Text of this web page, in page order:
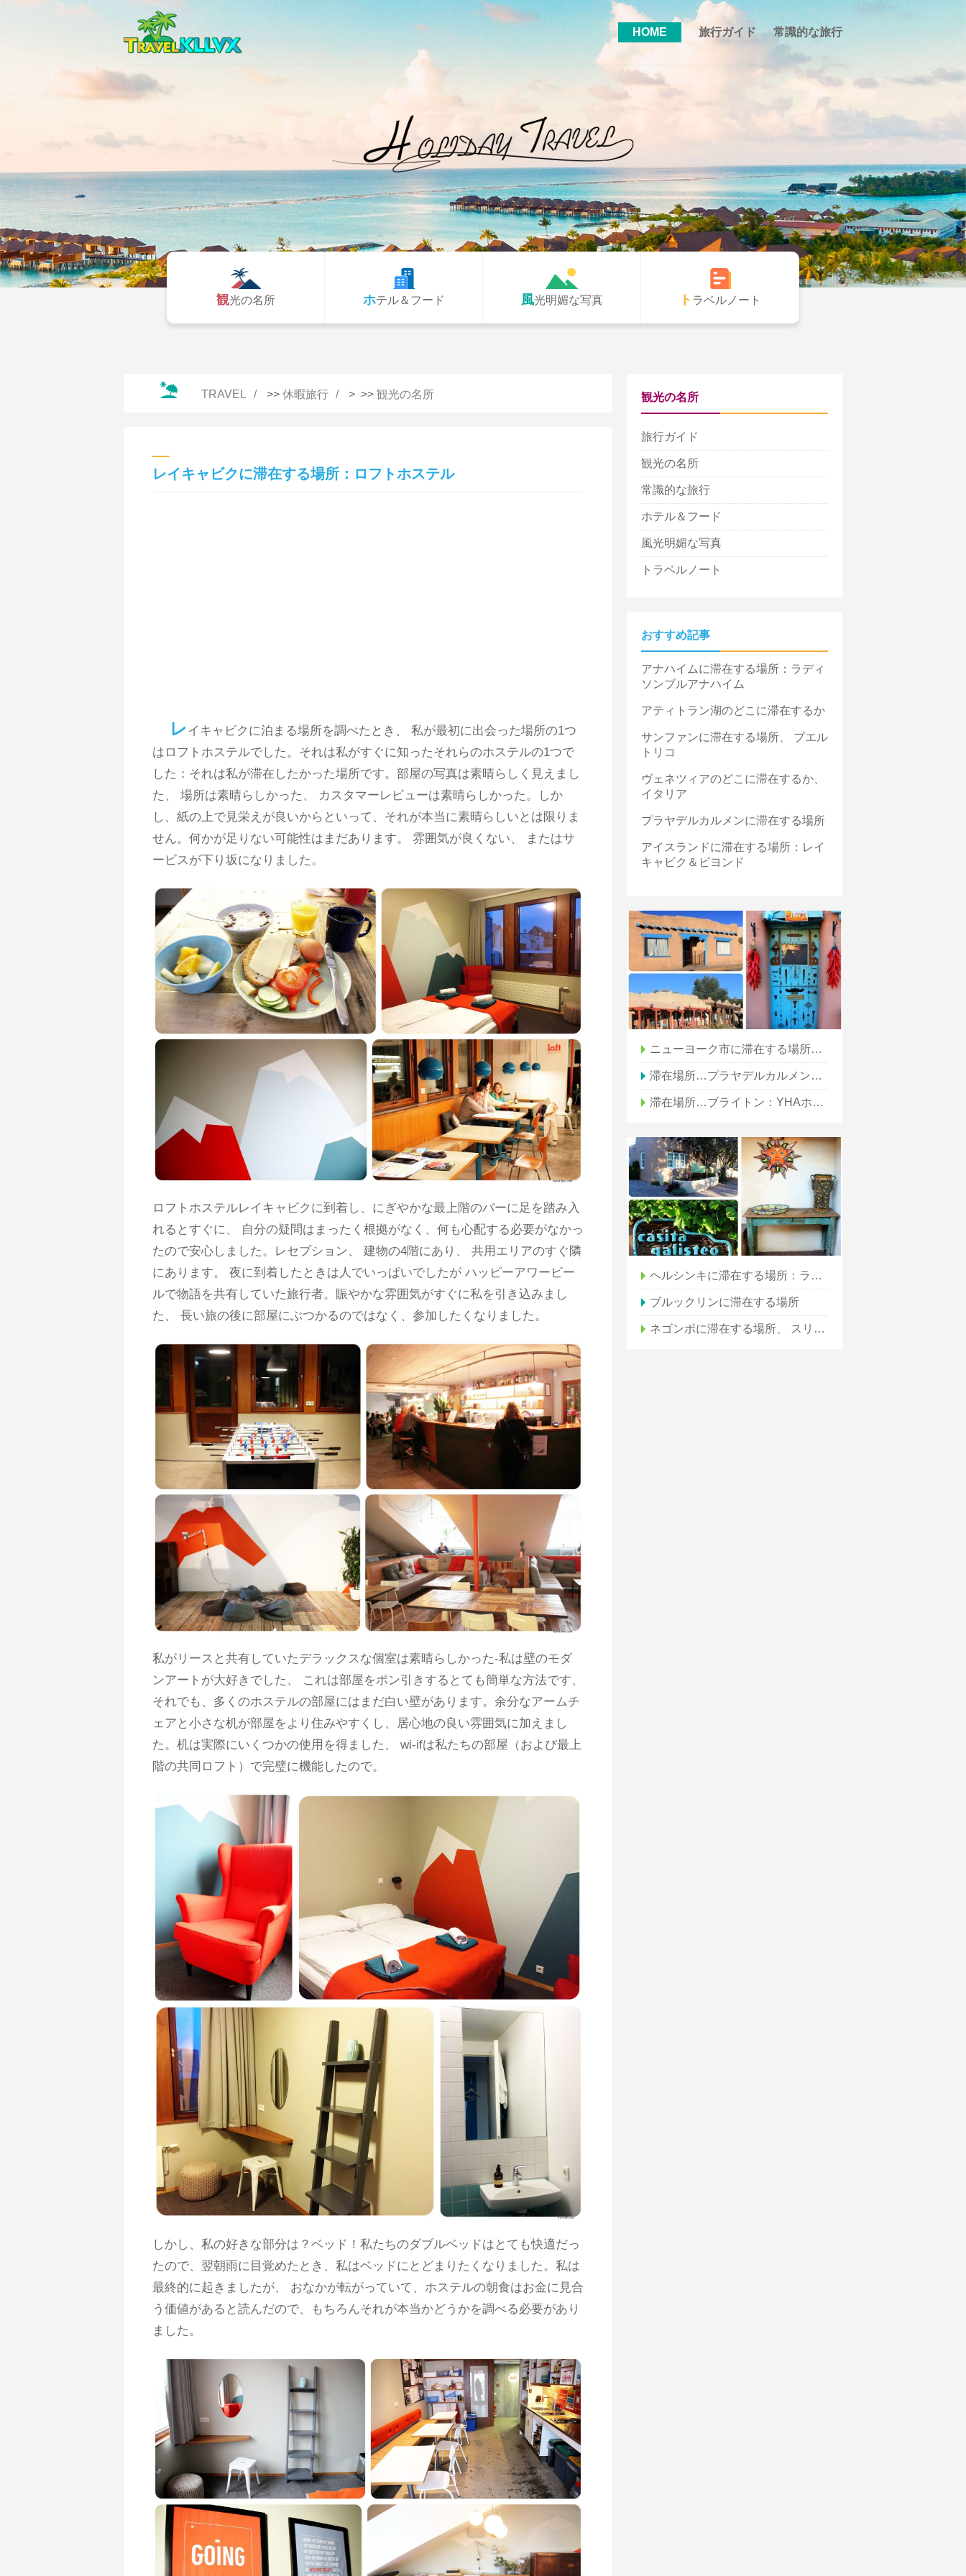
HOME 旅行ガイド 常識的な旅行
観光の名所 ホテル＆フード 風光明媚な写真 トラベルノート
TRAVEL >> 休暇旅行 > >> 観光の名所
レイキャビクに滞在する場所：ロフトホステル
レイキャビクに泊まる場所を調べたとき、 私が最初に出会った場所の1つ
はロフトホステルでした。それは私がすぐに知ったそれらのホステルの1つで
した：それは私が滞在したかった場所です。部屋の写真は素晴らしく見えまし
た、 場所は素晴らしかった、 カスタマーレビューは素晴らしかった。しか
し、紙の上で見栄えが良いからといって、それが本当に素晴らしいとは限りま
せん。何かが足りない可能性はまだあります。 雰囲気が良くない、 またはサ
ービスが下り坂になりました。
ロフトホステルレイキャビクに到着し、にぎやかな最上階のバーに足を踏み入
れるとすぐに、 自分の疑問はまったく根拠がなく、何も心配する必要がなかっ
たので安心しました。レセプション、 建物の4階にあり、 共用エリアのすぐ隣
にあります。 夜に到着したときは人でいっぱいでしたが ハッピーアワービー
ルで物語を共有していた旅行者。賑やかな雰囲気がすぐに私を引き込みまし
た、 長い旅の後に部屋にぶつかるのではなく、参加したくなりました。
私がリースと共有していたデラックスな個室は素晴らしかった-私は壁のモダ
ンアートが大好きでした、 これは部屋をポン引きするとても簡単な方法です、
それでも、多くのホステルの部屋にはまだ白い壁があります。余分なアームチ
ェアと小さな机が部屋をより住みやすくし、居心地の良い雰囲気に加えまし
た。机は実際にいくつかの使用を得ました、 wi-ifは私たちの部屋（および最上
階の共同ロフト）で完璧に機能したので。
しかし、私の好きな部分は？ベッド！私たちのダブルベッドはとても快適だっ
たので、翌朝雨に目覚めたとき、私はベッドにとどまりたくなりました。私は
最終的に起きましたが、 おなかが転がっていて、ホステルの朝食はお金に見合
う価値があると読んだので、もちろんそれが本当かどうかを調べる必要があり
ました。
観光の名所
旅行ガイド
観光の名所
常識的な旅行
ホテル＆フード
風光明媚な写真
トラベルノート
おすすめ記事
アナハイムに滞在する場所：ラディ
ソンブルアナハイム
アティトラン湖のどこに滞在するか
サンファンに滞在する場所、 プエル
トリコ
ヴェネツィアのどこに滞在するか、
イタリア
プラヤデルカルメンに滞在する場所
アイスランドに滞在する場所：レイ
キャビク＆ビヨンド
ニューヨーク市に滞在する場所– The Nolitan Hotel
滞在場所…プラヤデルカルメン：グランドハイアットリゾート
滞在場所…ブライトン：YHAホステルブライトン
ヘルシンキに滞在する場所：ラディソンブルロイヤル
ブルックリンに滞在する場所
ネゴンボに滞在する場所、 スリランカ：リーフスエッジホテル